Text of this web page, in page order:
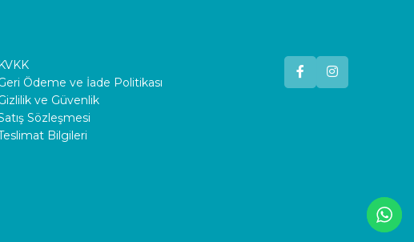
KVKK
Ödeme ve İade Politikası
ve Güvenlik
Sözleşmesi
Bilgileri